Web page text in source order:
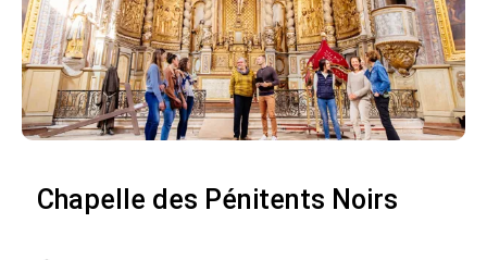
Chapelle des Pénitents Noirs